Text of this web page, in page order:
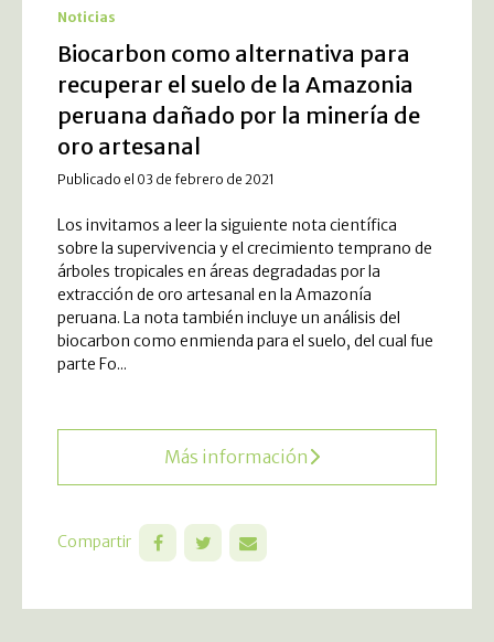
Noticias
Biocarbon como alternativa para
recuperar el suelo de la Amazonia
peruana dañado por la minería de
oro artesanal
Publicado el 03 de febrero de 2021
Los invitamos a leer la siguiente nota científica
sobre la supervivencia y el crecimiento temprano de
árboles tropicales en áreas degradadas por la
extracción de oro artesanal en la Amazonía
peruana. La nota también incluye un análisis del
biocarbon como enmienda para el suelo, del cual fue
parte Fo...
Más información
Compartir